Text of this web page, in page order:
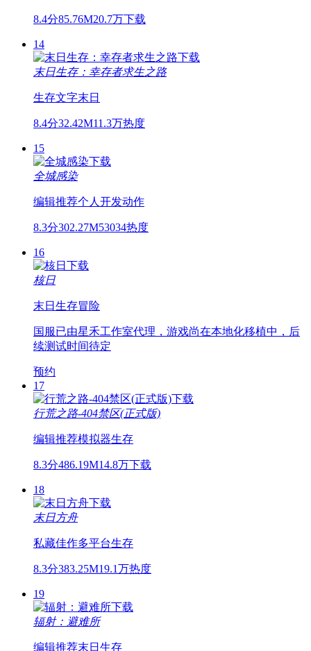
8.4分85.76M20.7万下载
14
末日生存：幸存者求生之路
生存文字末日
8.4分32.42M11.3万热度
15
全城感染
编辑推荐个人开发动作
8.3分302.27M53034热度
16
核日
末日 生存冒险
国服已由星禾工作室代理，游戏尚在本地化移植中，后
续测试时间待定
预约
17
行荒之路-404禁区(正式版)
编辑推荐模拟器生存
8.3分486.19M14.8万下载
18
末日方舟
私藏佳作多平台生存
8.3分383.25M19.1万热度
19
辐射：避难所
编辑推荐末日 生存